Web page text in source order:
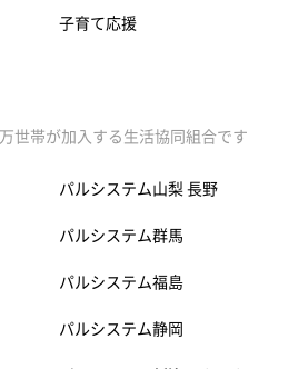
子育て応援
世帯が加入する生活協同組合です
パルシステム山梨 長野
パルシステム群馬
パルシステム福島
パルシステム静岡